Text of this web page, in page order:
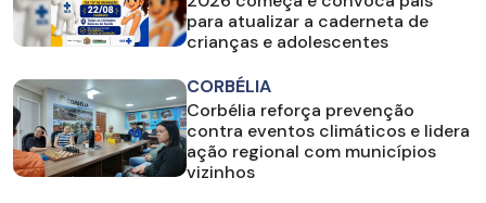
para atualizar a caderneta de
crianças e adolescentes
CORBÉLIA
Corbélia reforça prevenção
contra eventos climáticos e lidera
ação regional com municípios
vizinhos